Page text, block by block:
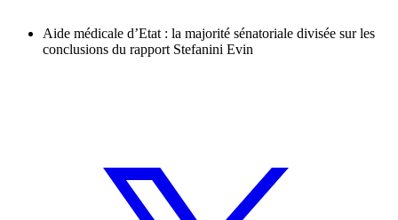
Aide médicale d’Etat : la majorité sénatoriale divisée sur les
conclusions du rapport Stefanini Evin